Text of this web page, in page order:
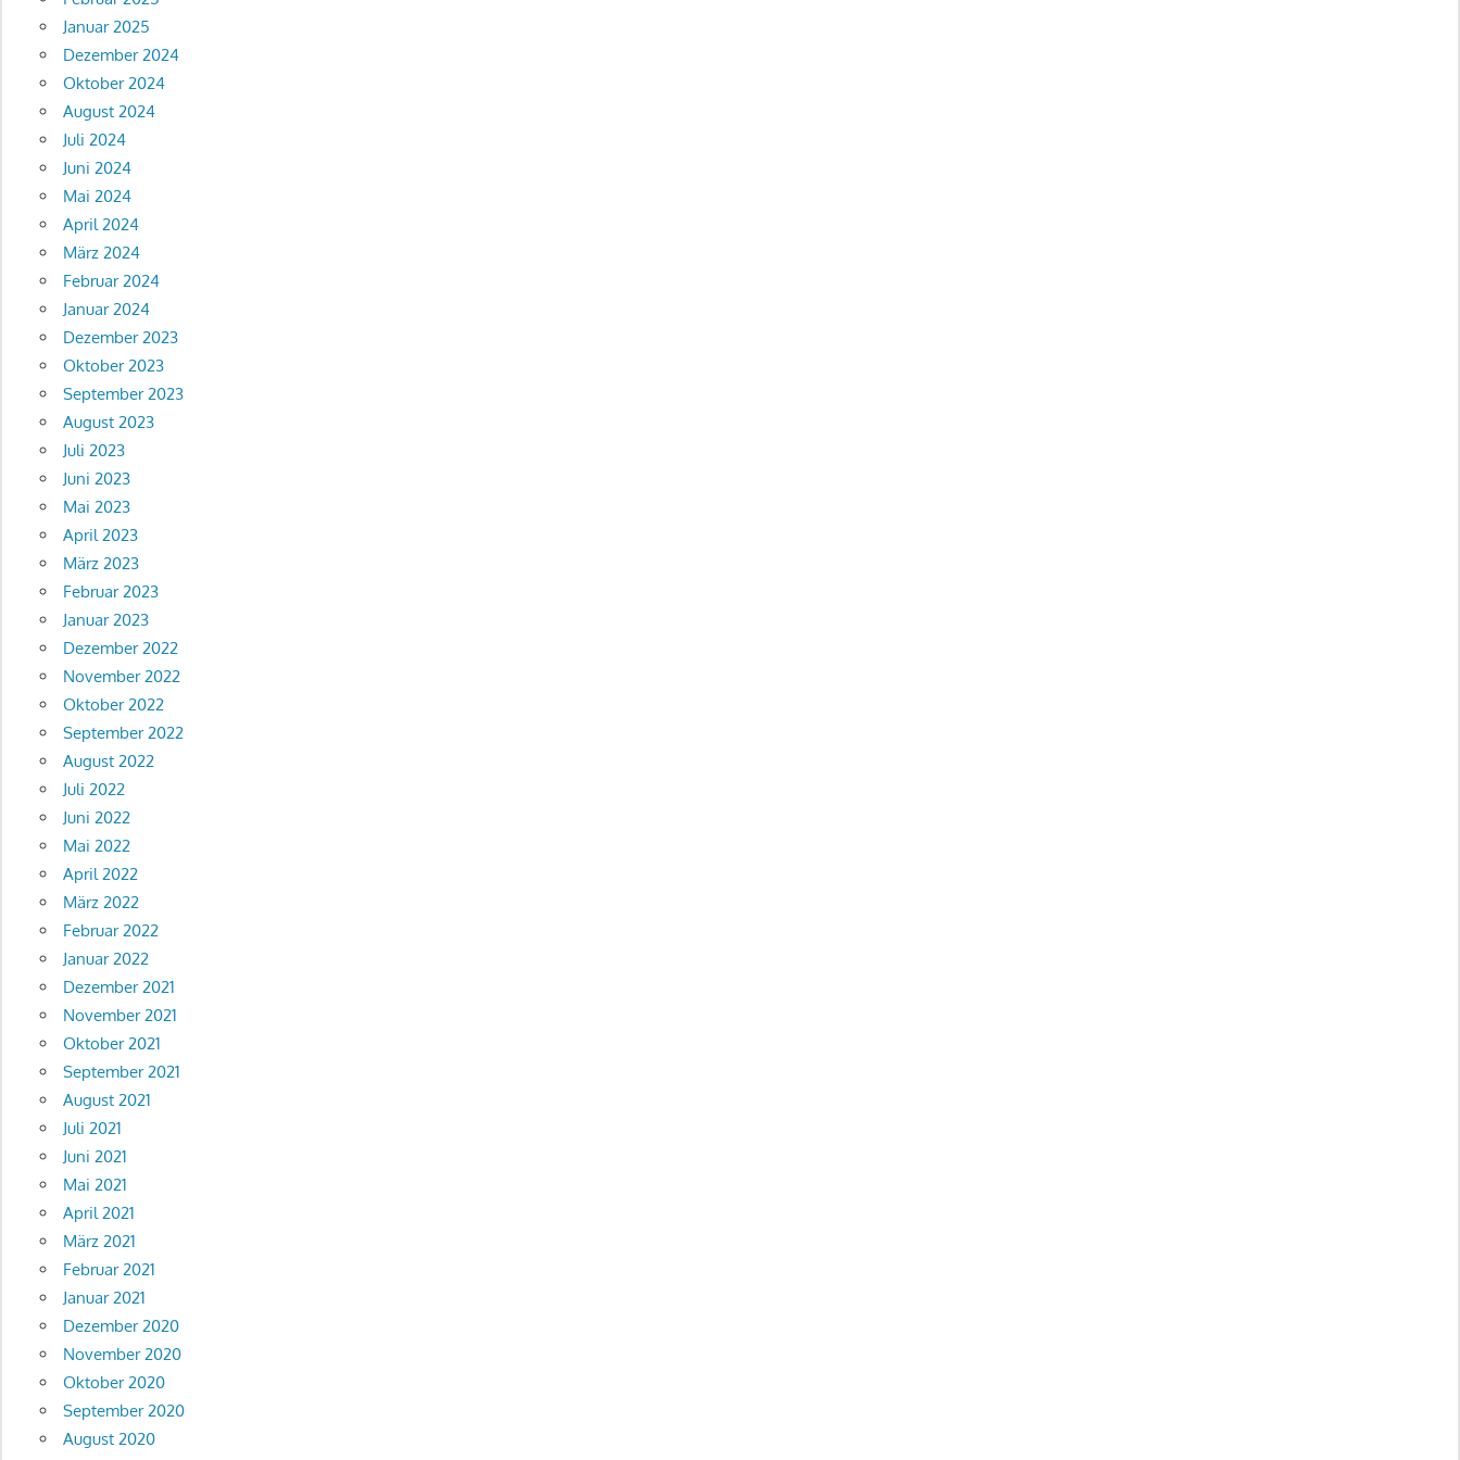
Januar 2025
Dezember 2024
Oktober 2024
August 2024
Juli 2024
Juni 2024
Mai 2024
April 2024
März 2024
Februar 2024
Januar 2024
Dezember 2023
Oktober 2023
September 2023
August 2023
Juli 2023
Juni 2023
Mai 2023
April 2023
März 2023
Februar 2023
Januar 2023
Dezember 2022
November 2022
Oktober 2022
September 2022
August 2022
Juli 2022
Juni 2022
Mai 2022
April 2022
März 2022
Februar 2022
Januar 2022
Dezember 2021
November 2021
Oktober 2021
September 2021
August 2021
Juli 2021
Juni 2021
Mai 2021
April 2021
März 2021
Februar 2021
Januar 2021
Dezember 2020
November 2020
Oktober 2020
September 2020
August 2020